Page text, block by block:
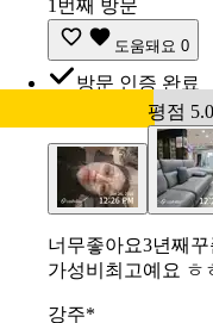
1번째 방문
도움돼요 0
방문 인증 완료
평점
너무좋아요3년째
가성비최고예요 ㅎ
강주*